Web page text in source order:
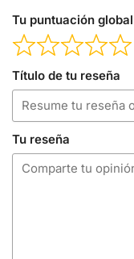
Tu puntuación global
Título de tu reseña
Tu reseña